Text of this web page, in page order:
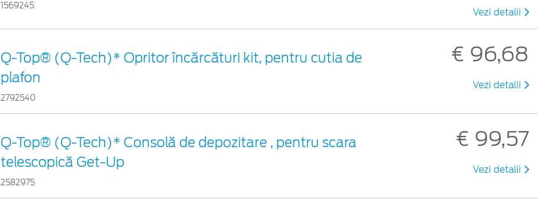
1569245
Vezi detalii
Q-Top® (Q-Tech)* Opritor încărcături kit, pentru cutia de
plafon
2792540
€ 96,68
Vezi detalii
Q-Top® (Q-Tech)* Consolă de depozitare , pentru scara
telescopică Get-Up
2582975
€ 99,57
Vezi detalii